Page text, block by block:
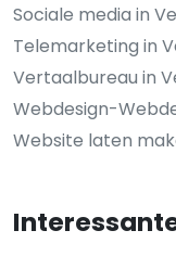
Sociale media in
Telemarketing in
Vertaalbureau in
Webdesign-
Website laten